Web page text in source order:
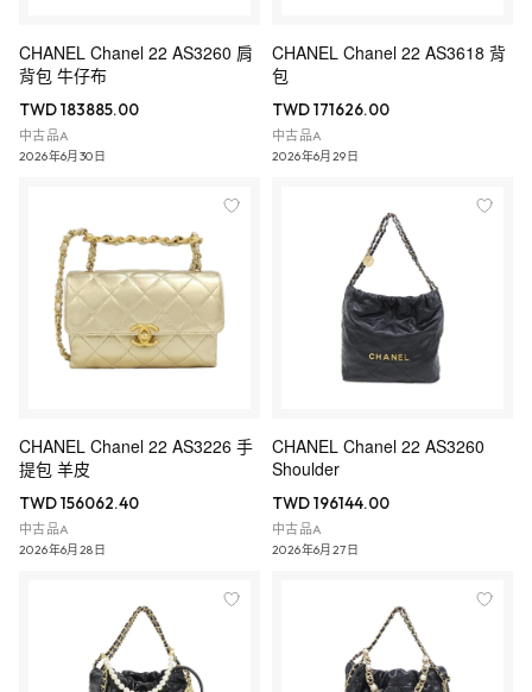
CHANEL Chanel 22 AS3260 肩
背包 牛仔布
TWD 183885.00
中古品A
2026年6月30日
CHANEL Chanel 22 AS3618 背
包
TWD 171626.00
中古品A
2026年6月29日
CHANEL Chanel 22 AS3226 手
提包 羊皮
TWD 156062.40
中古品A
2026年6月28日
CHANEL Chanel 22 AS3260
Shoulder
TWD 196144.00
中古品A
2026年6月27日